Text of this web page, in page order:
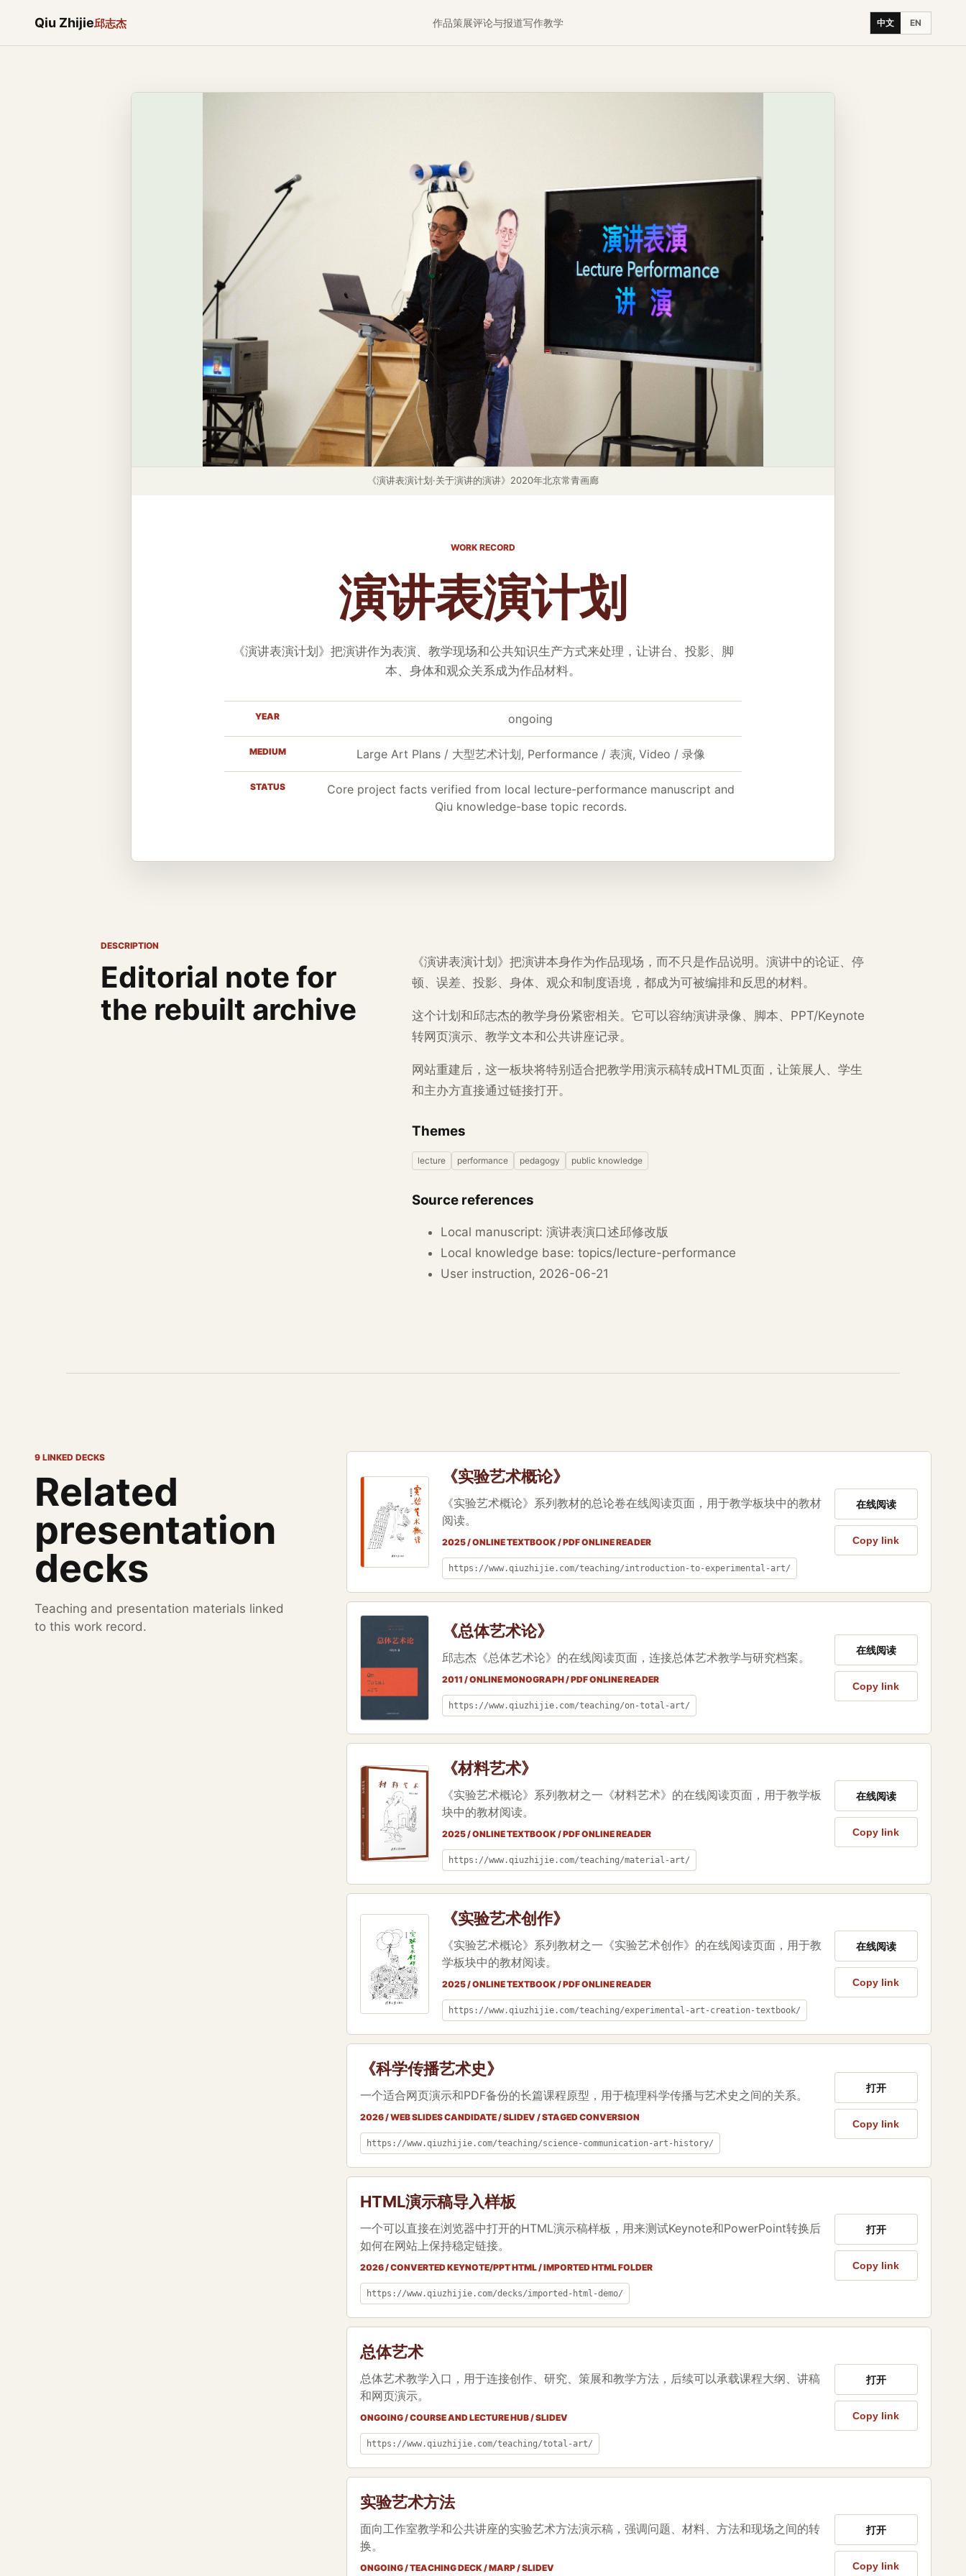
Qiu Zhijie邱志杰 作品策展评论与报道写作教学 中文 EN
《演讲表演计划·关于演讲的演讲》2020年北京常青画廊
WORK RECORD
演讲表演计划
《演讲表演计划》把演讲作为表演、教学现场和公共知识生产方式来处理，让讲台、投影、脚
本、身体和观众关系成为作品材料。
YEAR ongoing
MEDIUM Large Art Plans / 大型艺术计划, Performance / 表演, Video / 录像
STATUS
Core project facts verified from local lecture-performance manuscript and
Qiu knowledge-base topic records.
DESCRIPTION
Editorial note for
the rebuilt archive
《演讲表演计划》把演讲本身作为作品现场，而不只是作品说明。演讲中的论证、停
顿、误差、投影、身体、观众和制度语境，都成为可被编排和反思的材料。
这个计划和邱志杰的教学身份紧密相关。它可以容纳演讲录像、脚本、PPT/Keynote
转网页演示、教学文本和公共讲座记录。
网站重建后，这一板块将特别适合把教学用演示稿转成HTML页面，让策展人、学生
和主办方直接通过链接打开。
Themes
lecture performance pedagogy public knowledge
Source references
Local manuscript: 演讲表演口述邱修改版
Local knowledge base: topics/lecture-performance
User instruction, 2026-06-21
9 LINKED DECKS
Related
presentation
decks
Teaching and presentation materials linked
to this work record.
《实验艺术概论》
《实验艺术概论》系列教材的总论卷在线阅读页面，用于教学板块中的教材
阅读。
2025 / ONLINE TEXTBOOK / PDF ONLINE READER
https://www.qiuzhijie.com/teaching/introduction-to-experimental-art/
在线阅读
Copy link
《总体艺术论》
邱志杰《总体艺术论》的在线阅读页面，连接总体艺术教学与研究档案。
2011 / ONLINE MONOGRAPH / PDF ONLINE READER
https://www.qiuzhijie.com/teaching/on-total-art/
在线阅读
Copy link
《材料艺术》
《实验艺术概论》系列教材之一《材料艺术》的在线阅读页面，用于教学板
块中的教材阅读。
2025 / ONLINE TEXTBOOK / PDF ONLINE READER
https://www.qiuzhijie.com/teaching/material-art/
在线阅读
Copy link
《实验艺术创作》
《实验艺术概论》系列教材之一《实验艺术创作》的在线阅读页面，用于教
学板块中的教材阅读。
2025 / ONLINE TEXTBOOK / PDF ONLINE READER
https://www.qiuzhijie.com/teaching/experimental-art-creation-textbook/
在线阅读
Copy link
《科学传播艺术史》
一个适合网页演示和PDF备份的长篇课程原型，用于梳理科学传播与艺术史之间的关系。
2026 / WEB SLIDES CANDIDATE / SLIDEV / STAGED CONVERSION
https://www.qiuzhijie.com/teaching/science-communication-art-history/
打开
Copy link
HTML演示稿导入样板
一个可以直接在浏览器中打开的HTML演示稿样板，用来测试Keynote和PowerPoint转换后
如何在网站上保持稳定链接。
2026 / CONVERTED KEYNOTE/PPT HTML / IMPORTED HTML FOLDER
https://www.qiuzhijie.com/decks/imported-html-demo/
打开
Copy link
总体艺术
总体艺术教学入口，用于连接创作、研究、策展和教学方法，后续可以承载课程大纲、讲稿
和网页演示。
ONGOING / COURSE AND LECTURE HUB / SLIDEV
https://www.qiuzhijie.com/teaching/total-art/
打开
Copy link
实验艺术方法
面向工作室教学和公共讲座的实验艺术方法演示稿，强调问题、材料、方法和现场之间的转
换。
ONGOING / TEACHING DECK / MARP / SLIDEV
打开
Copy link